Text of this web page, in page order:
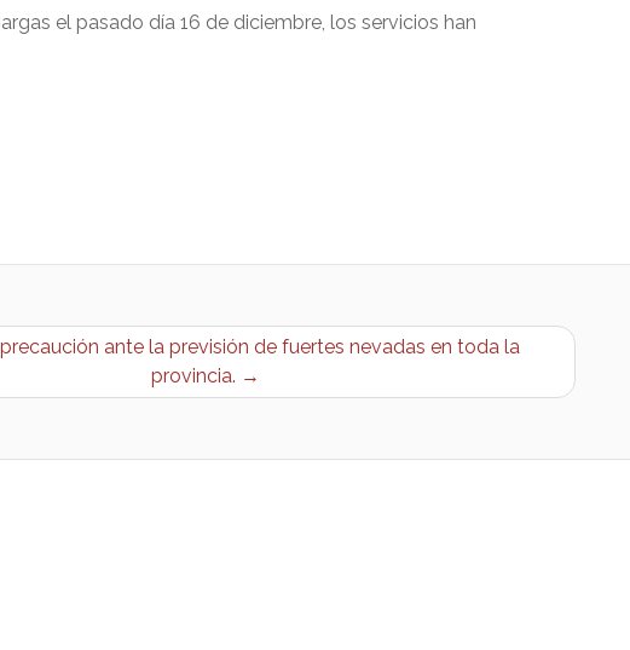
el pasado día 16 de diciembre, los servicios han
ante la previsión de fuertes nevadas en toda la
provincia. →